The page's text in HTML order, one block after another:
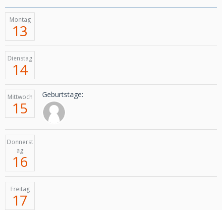
Montag
13
Dienstag
14
Mittwoch
15
Geburtstage:
Donnerst
ag
16
Freitag
17